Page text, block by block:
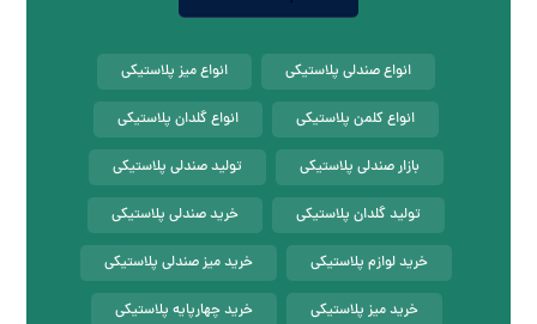
انواع صندلی پلاستیکی انواع میز پلاستیکی
انواع کلمن پلاستیکی انواع گلدان پلاستیکی
بازار صندلی پلاستیکی تولید صندلی پلاستیکی
تولید گلدان پلاستیکی خرید صندلی پلاستیکی
خرید لوازم پلاستیکی خرید میز صندلی پلاستیکی
خرید میز پلاستیکی خرید چهارپایه پلاستیکی